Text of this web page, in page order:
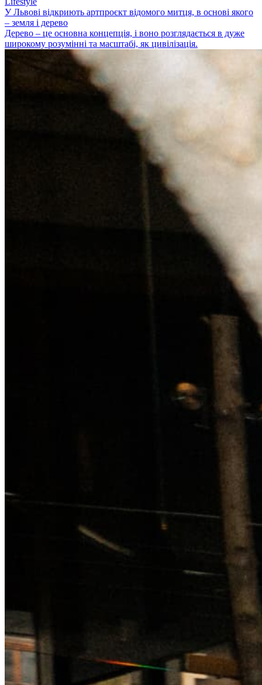
У Львові відкриють артпроєкт відомого митця, в основі якого
– земля і дерево
Дерево – це основна концепція, і воно розглядається в дуже
широкому розумінні та масштабі, як цивілізація.